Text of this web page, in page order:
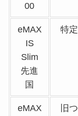
00
eMAX
IS
Slim
先進
国
特定
eMAX
旧つ